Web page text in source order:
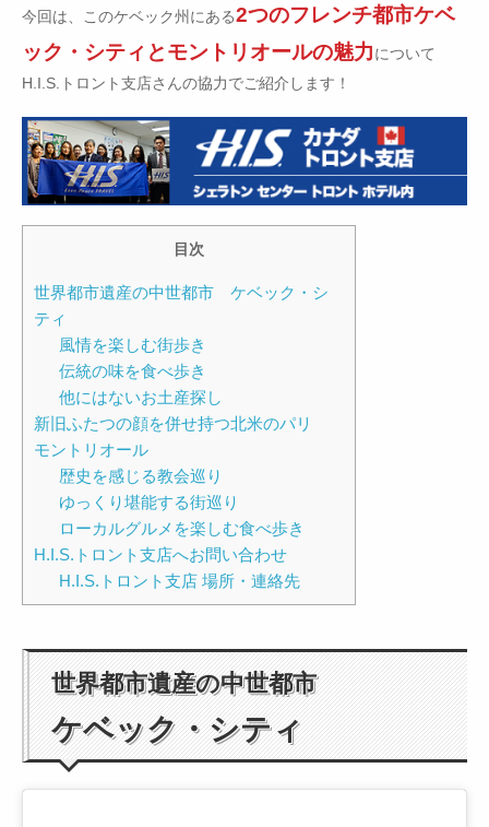
今回は、このケベック州にある2つのフレンチ都市ケベ
ック・シティとモントリオールの魅力について
H.I.S.トロント支店さんの協力でご紹介します！
目次
世界都市遺産の中世都市 ケベック・シ
ティ
風情を楽しむ街歩き
伝統の味を食べ歩き
他にはないお土産探し
新旧ふたつの顔を併せ持つ北米のパリ
モントリオール
歴史を感じる教会巡り
ゆっくり堪能する街巡り
ローカルグルメを楽しむ食べ歩き
H.I.S.トロント支店へお問い合わせ
H.I.S.トロント支店 場所・連絡先
世界都市遺産の中世都市
ケベック・シティ